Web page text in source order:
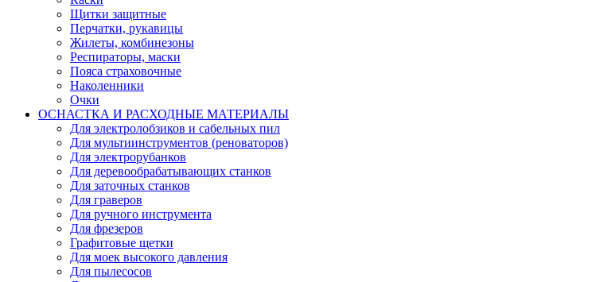
Щитки защитные
Перчатки, рукавицы
Жилеты, комбинезоны
Респираторы, маски
Пояса страховочные
Наколенники
Очки
ОСНАСТКА И РАСХОДНЫЕ МАТЕРИАЛЫ
Для электролобзиков и сабельных пил
Для мультиинструментов (реноваторов)
Для электрорубанков
Для деревообрабатывающих станков
Для заточных станков
Для граверов
Для ручного инструмента
Для фрезеров
Графитовые щетки
Для моек высокого давления
Для пылесосов